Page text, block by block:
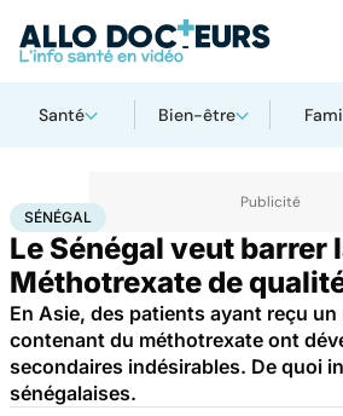
Santé Bien-être
AccueilSanté Sénégal
SÉNÉGAL
Le Sénégal veut barrer
Méthotrexate de
En Asie, des patients ayant reçu
contenant du méthotrexate ont
secondaires indésirables. De quoi
sénégalaises.